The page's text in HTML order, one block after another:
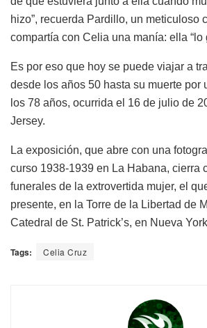
hizo”, recuerda Pardillo, un meticuloso
compartía con Celia una manía: ella “lo
Es por eso que hoy se puede viajar a
desde los años 50 hasta su muerte por
los 78 años, ocurrida el 16 de julio de
Jersey.
La exposición, que abre con una
curso 1938-1939 en La Habana, cierra
funerales de la extrovertida mujer, el
presente, en la Torre de la Libertad de
Catedral de St. Patrick’s, en Nueva
Tags: Celia Cruz